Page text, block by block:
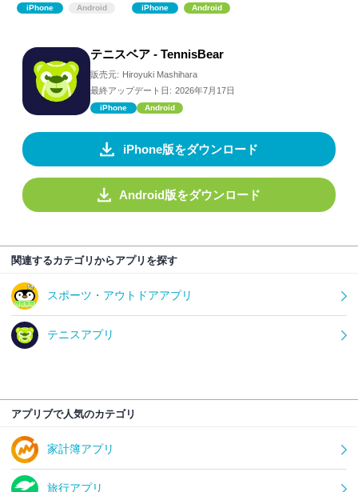
iPhone Android iPhone Android
テニスベア - TennisBear
販売元: Hiroyuki Mashihara
最終アップデート日: 2026年7月17日
iPhone Android
iPhone版をダウンロード
Android版をダウンロード
関連するカテゴリからアプリを探す
スポーツ・アウトドアアプリ
テニスアプリ
アプリブで人気のカテゴリ
家計簿アプリ
旅行アプリ